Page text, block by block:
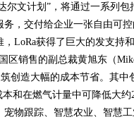
尔文计划”，将通过一系列
，交付给企业一张自由可
LoRa获得了巨大的发支持
区销售的副总裁黄旭东（
创造大幅的成本节省。其中
和在燃气计量中可降低大约
物跟踪、智慧农业、智慧